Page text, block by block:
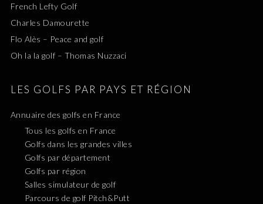
French Lefty Golf
Charles Damourette
Flo Alès – Peace and golf
Oh la la golf – Thomas Nuzzaci
LES GOLFS PAR PAYS ET RÉGION
Annuaire des golfs en France
Tous les golfs en France
Golfs dans les grandes villes
Golfs par département
Golfs par région
Salles simulateur de golf
Parcours de golf Pitch&Putt